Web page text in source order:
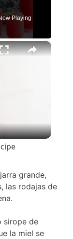
Playing
×
grande,
las rodajas de
sirope de
la miel se